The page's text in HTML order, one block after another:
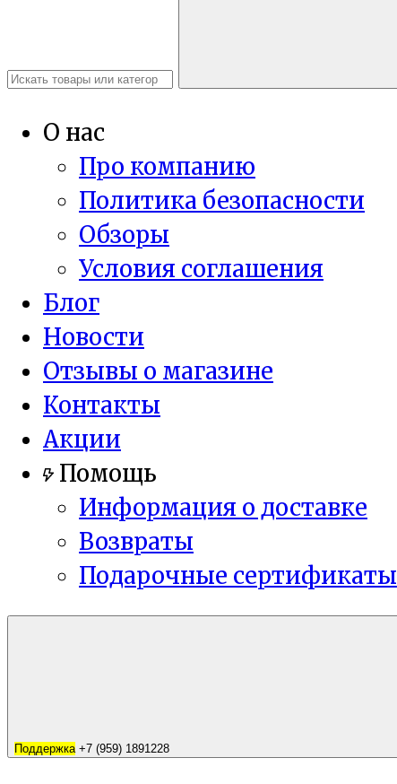
О нас
Про компанию
Политика безопасности
Обзоры
Условия соглашения
Блог
Новости
Отзывы о магазине
Контакты
Акции
Помощь
Информация о доставке
Возвраты
Подарочные сертификаты
Поддержка+7 (959) 1891228